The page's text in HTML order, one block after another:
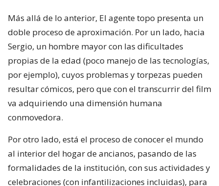
Más allá de lo anterior, El agente topo presenta un
doble proceso de aproximación. Por un lado, hacia
Sergio, un hombre mayor con las dificultades
propias de la edad (poco manejo de las tecnologías,
por ejemplo), cuyos problemas y torpezas pueden
resultar cómicos, pero que con el transcurrir del film
va adquiriendo una dimensión humana
conmovedora.
Por otro lado, está el proceso de conocer el mundo
al interior del hogar de ancianos, pasando de las
formalidades de la institución, con sus actividades y
celebraciones (con infantilizaciones incluidas), para